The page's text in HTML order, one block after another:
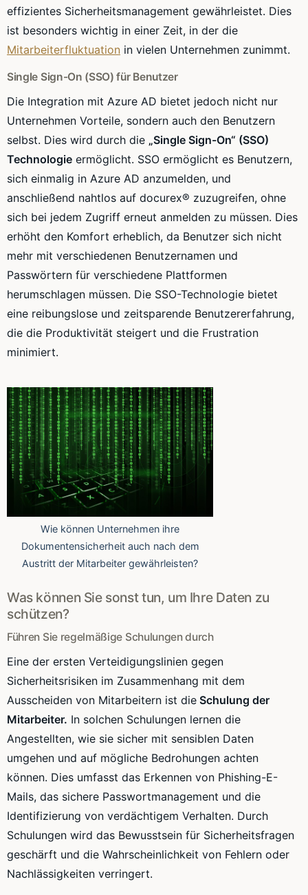
effizientes Sicherheitsmanagement gewährleistet. Dies
ist besonders wichtig in einer Zeit, in der die
Mitarbeiterfluktuation in vielen Unternehmen zunimmt.
Single Sign-On (SSO) für Benutzer
Die Integration mit Azure AD bietet jedoch nicht nur
Unternehmen Vorteile, sondern auch den Benutzern
selbst. Dies wird durch die „Single Sign-On“ (SSO)
Technologie ermöglicht. SSO ermöglicht es Benutzern,
sich einmalig in Azure AD anzumelden, und
anschließend nahtlos auf docurex® zuzugreifen, ohne
sich bei jedem Zugriff erneut anmelden zu müssen. Dies
erhöht den Komfort erheblich, da Benutzer sich nicht
mehr mit verschiedenen Benutzernamen und
Passwörtern für verschiedene Plattformen
herumschlagen müssen. Die SSO-Technologie bietet
eine reibungslose und zeitsparende Benutzererfahrung,
die die Produktivität steigert und die Frustration
minimiert.
Wie können Unternehmen ihre
Dokumentensicherheit auch nach dem
Austritt der Mitarbeiter gewährleisten?
Was können Sie sonst tun, um Ihre Daten zu
schützen?
Führen Sie regelmäßige Schulungen durch
Eine der ersten Verteidigungslinien gegen
Sicherheitsrisiken im Zusammenhang mit dem
Ausscheiden von Mitarbeitern ist die Schulung der
Mitarbeiter. In solchen Schulungen lernen die
Angestellten, wie sie sicher mit sensiblen Daten
umgehen und auf mögliche Bedrohungen achten
können. Dies umfasst das Erkennen von Phishing-E-
Mails, das sichere Passwortmanagement und die
Identifizierung von verdächtigem Verhalten. Durch
Schulungen wird das Bewusstsein für Sicherheitsfragen
geschärft und die Wahrscheinlichkeit von Fehlern oder
Nachlässigkeiten verringert.